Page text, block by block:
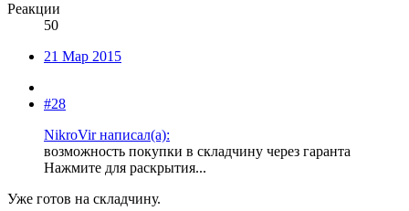
Реакции
50
21 Мар 2015
#28
NikroVir написал(а):
возможность покупки в складчину через гаранта
Нажмите для раскрытия...
Уже готов на складчину.